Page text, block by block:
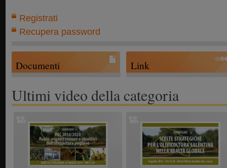
Registrati
Recupera password
Documenti Link
Ultimi video della categoria